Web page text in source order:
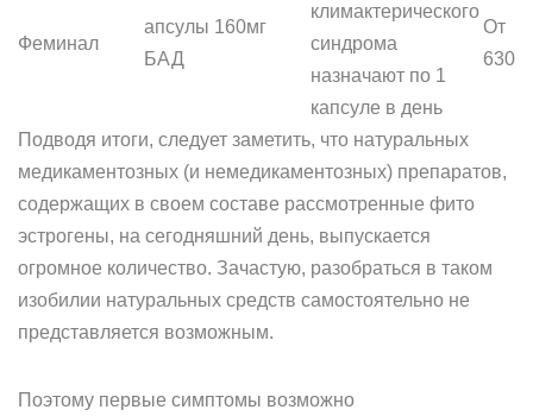
Феминал
апсулы 160мг
БАД
климактерического
синдрома
назначают по 1
капсуле в день
От
630
Подводя итоги, следует заметить, что натуральных
медикаментозных (и немедикаментозных) препаратов,
содержащих в своем составе рассмотренные фито
эстрогены, на сегодняшний день, выпускается
огромное количество. Зачастую, разобраться в таком
изобилии натуральных средств самостоятельно не
представляется возможным.
Поэтому первые симптомы возможно